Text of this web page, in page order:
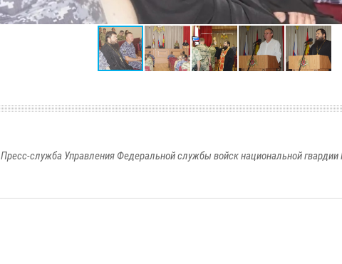
Пресс-служба Управления Федеральной службы войск национальной